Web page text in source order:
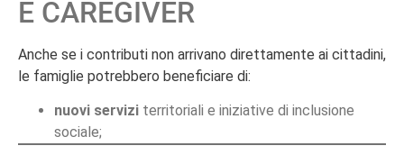
E CAREGIVER
Anche se i contributi non arrivano direttamente ai cittadini,
le famiglie potrebbero beneficiare di:
nuovi servizi territoriali e iniziative di inclusione
sociale;